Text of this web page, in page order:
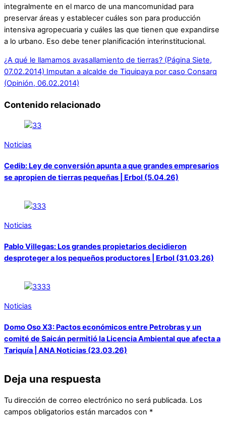
integralmente en el marco de una mancomunidad para
preservar áreas y establecer cuáles son para producción
intensiva agropecuaria y cuáles las que tienen que expandirse
a lo urbano. Eso debe tener planificación interinstitucional.
¿A qué le llamamos avasallamiento de tierras? (Página Siete,
07.02.2014) Imputan a alcalde de Tiquipaya por caso Consarq
(Opinión, 06.02.2014)
Contenido relacionado
Noticias
Cedib: Ley de conversión apunta a que grandes empresarios
se apropien de tierras pequeñas | Erbol (5.04.26)
Noticias
Pablo Villegas: Los grandes propietarios decidieron
desproteger a los pequeños productores | Erbol (31.03.26)
Noticias
Domo Oso X3: Pactos económicos entre Petrobras y un
comité de Saicán permitió la Licencia Ambiental que afecta a
Tariquía | ANA Noticias (23.03.26)
Deja una respuesta
Tu dirección de correo electrónico no será publicada. Los
campos obligatorios están marcados con *